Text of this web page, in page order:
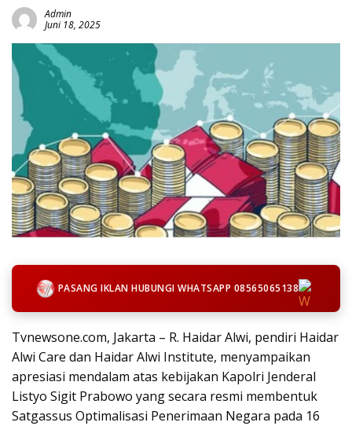
Admin
Juni 18, 2025
PASANG IKLAN HUBUNGI WHATSAPP 08565065138
Tvnewsone.com, Jakarta – R. Haidar Alwi, pendiri Haidar
Alwi Care dan Haidar Alwi Institute, menyampaikan
apresiasi mendalam atas kebijakan Kapolri Jenderal
Listyo Sigit Prabowo yang secara resmi membentuk
Satgassus Optimalisasi Penerimaan Negara pada 16